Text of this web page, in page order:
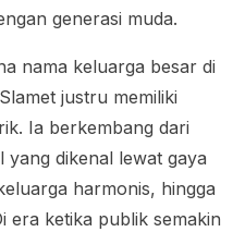
generasi muda.
nama keluarga besar di
justru memiliki
Ia berkembang dari
yang dikenal lewat gaya
harmonis, hingga
era ketika publik semakin